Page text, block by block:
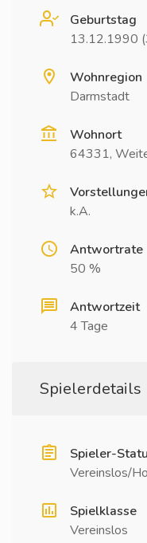
Geburtstag
13.12.1990
Wohnregion
Darmstadt
Wohnort
64331,
k.A.
Antwortrate
50 %
Antwortzeit
4 Tage
Spielerdetails
Spieler-
Vereinslos/
Spielklasse
Vereinslos